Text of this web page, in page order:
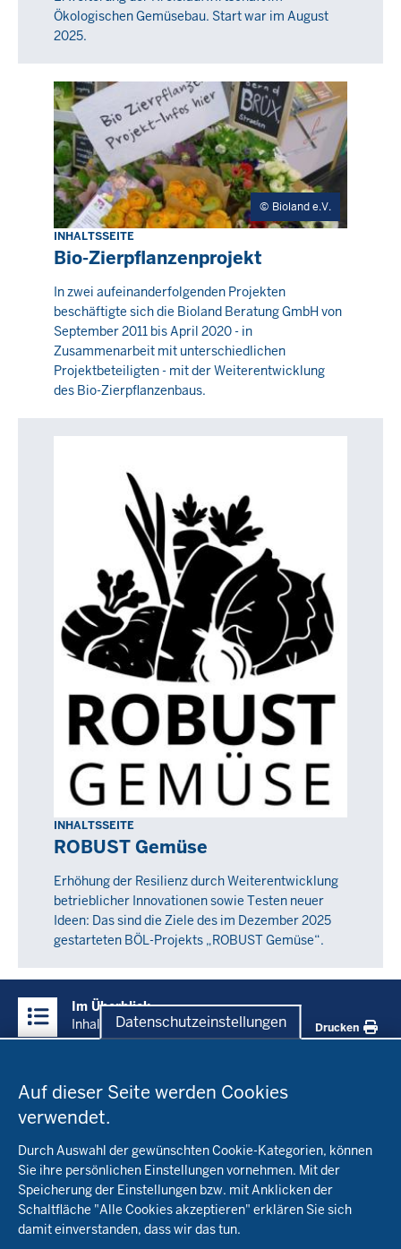
Datenschutzeinstellungen
Auf dieser Seite werden Cookies
verwendet.
Durch Auswahl der gewünschten Cookie-Kategorien, können
Sie ihre persönlichen Einstellungen vornehmen. Mit der
Speicherung der Einstellungen bzw. mit Anklicken der
Schaltfläche "Alle Cookies akzeptieren" erklären Sie sich
damit einverstanden, dass wir das tun.
Ökologischen Gemüsebau. Start war im August
2025.
Bioland e.V.
INHALTSSEITE
Bio-Zierpflanzenprojekt
In zwei aufeinanderfolgenden Projekten
beschäftigte sich die Bioland Beratung GmbH von
September 2011 bis April 2020 - in
Zusammenarbeit mit unterschiedlichen
Projektbeteiligten - mit der Weiterentwicklung
des Bio-Zierpflanzenbaus.
INHALTSSEITE
ROBUST Gemüse
Erhöhung der Resilienz durch Weiterentwicklung
betrieblicher Innovationen sowie Testen neuer
Ideen: Das sind die Ziele des im Dezember 2025
gestarteten BÖL-Projekts „ROBUST Gemüse“.
Inhalte
Im Überblick
Inhalt
Drucken
in
der
Fachinfo
Öko-Modellregionen NRW
Pflanzenbau
Tierhaltung
Markt
Beratung
Landwirtschaftskammer NRW
Versuche